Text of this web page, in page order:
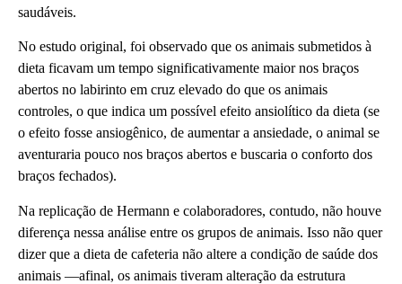
saudáveis.
No estudo original, foi observado que os animais submetidos à
dieta ficavam um tempo significativamente maior nos braços
abertos no labirinto em cruz elevado do que os animais
controles, o que indica um possível efeito ansiolítico da dieta (se
o efeito fosse ansiogênico, de aumentar a ansiedade, o animal se
aventuraria pouco nos braços abertos e buscaria o conforto dos
braços fechados).
Na replicação de Hermann e colaboradores, contudo, não houve
diferença nessa análise entre os grupos de animais. Isso não quer
dizer que a dieta de cafeteria não altere a condição de saúde dos
animais —afinal, os animais tiveram alteração da estrutura